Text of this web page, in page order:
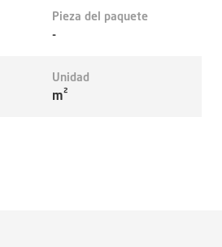
Pieza del paquete
-
Unidad
m²